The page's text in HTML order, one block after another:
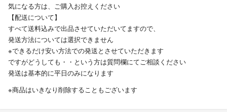
気になる方は、ご購入お控えください
【配送について】
すべて送料込みで出品させていただいてますので、
発送方法については選択できません
※できるだけ安い方法での発送とさせていただきます
ですがどうしても・・という方は質問欄にてご相談ください
発送は基本的に平日のみになります
※商品はいきなり削除することもございます